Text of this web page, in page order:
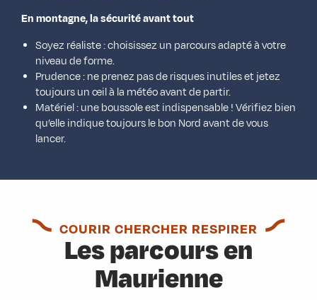
En montagne, la sécurité avant tout
Soyez réaliste : choisissez un parcours adapté à votre
niveau de forme.
Prudence : ne prenez pas de risques inutiles et jetez
toujours un œil à la météo avant de partir.
Matériel : une boussole est indispensable ! Vérifiez bien
qu’elle indique toujours le bon Nord avant de vous
lancer.
COURIR CHERCHER RESPIRER
Les parcours en
Maurienne